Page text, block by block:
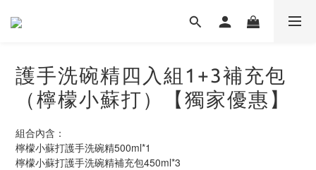
護手洗碗精四入組1+3補充包
（檸檬小蘇打）【獨家優惠】
組合內含：
檸檬小蘇打護手洗碗精500ml*1
檸檬小蘇打護手洗碗精補充包450ml*3